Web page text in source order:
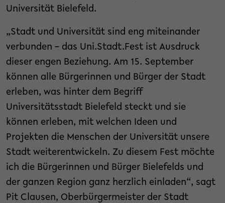
Universität Bielefeld.
„Stadt und Universität sind eng miteinander
verbunden – das Uni.Stadt.Fest ist Ausdruck
dieser engen Beziehung. Am 15. September
können alle Bürgerinnen und Bürger der Stadt
erleben, was hinter dem Begriff
Universitätsstadt Bielefeld steckt und sie
können erleben, mit welchen Ideen und
Projekten die Menschen der Universität unsere
Stadt weiterentwickeln. Zu diesem Fest möchte
ich die Bürgerinnen und Bürger Bielefelds und
der ganzen Region ganz herzlich einladen“, sagt
Pit Clausen, Oberbürgermeister der Stadt